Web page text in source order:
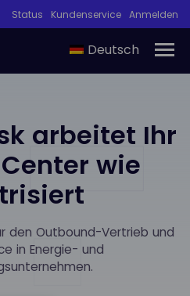
Status Kundenservice Anmelden
Deutsch
arbeitet Ihr
wie
den Outbound-Vertrieb und
in Energie- und